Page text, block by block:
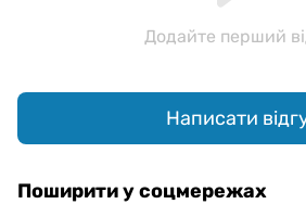
Додайте перший
Написати
Поширити у соцмережах